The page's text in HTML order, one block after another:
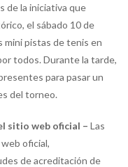
de la iniciativa que
el sábado 10 de
mini pistas de tenis en
todos. Durante la tarde,
para pasar un
del torneo.
sitio web oficial – Las
oficial,
de acreditación de